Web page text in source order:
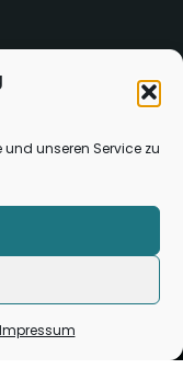
unseren Service zu
AGB